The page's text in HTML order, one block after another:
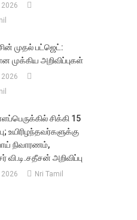
முதல் பட்ஜெட்:
முக்கிய அறிவிப்புகள்
சிக்கி 15
உயிரிழந்தவர்களுக்கு
நிவாரணம்,
வி.டி.சதீசன் அறிவிப்பு
Nri Tamil